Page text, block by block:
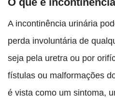
A incontinência urinária
perda involuntária de
seja pela uretra ou por
fístulas ou malformações
é vista como um sintoma,